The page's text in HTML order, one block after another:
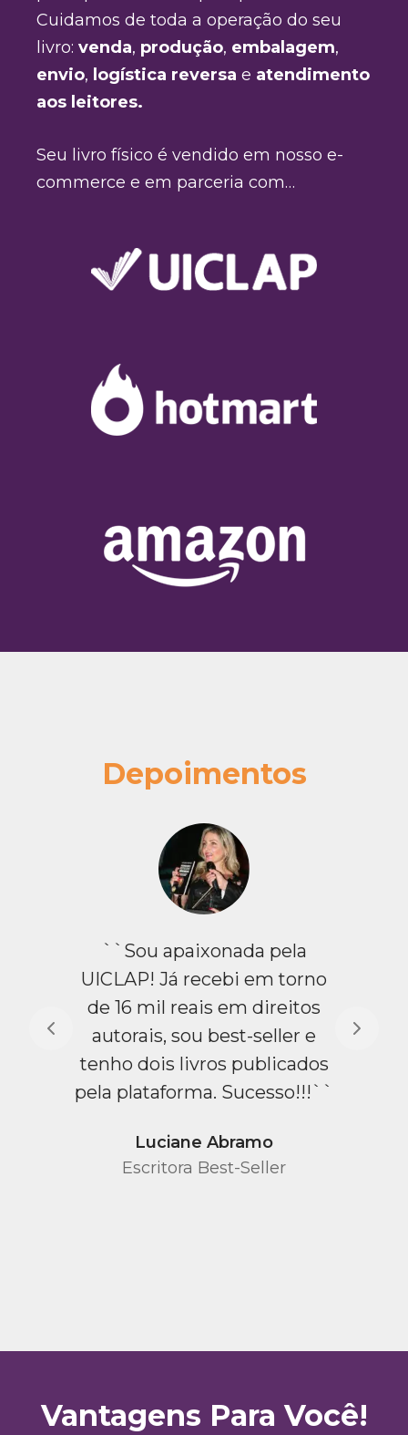
Cuidamos de toda a operação do seu
livro: venda, produção, embalagem,
envio, logística reversa e atendimento
aos leitores.
Seu livro físico é vendido em nosso e-
commerce e em parceria com…
Depoimentos
``Sou apaixonada pela
UICLAP! Já recebi em torno
de 16 mil reais em direitos
autorais, sou best-seller e
tenho dois livros publicados
pela plataforma. Sucesso!!!``
Luciane Abramo
Escritora Best-Seller
Vantagens Para Você!